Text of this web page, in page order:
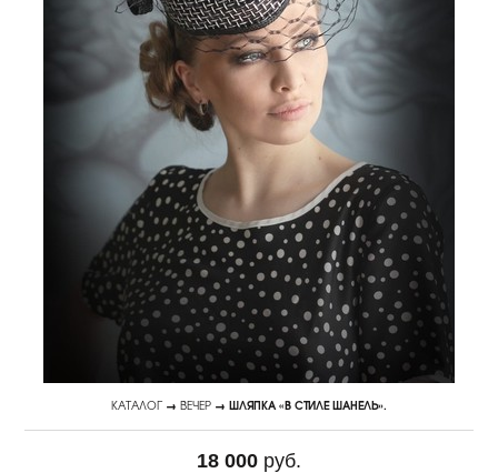
КАТАЛОГ → ВЕЧЕР → ШЛЯПКА «В СТИЛЕ ШАНЕЛЬ».
18 000руб.